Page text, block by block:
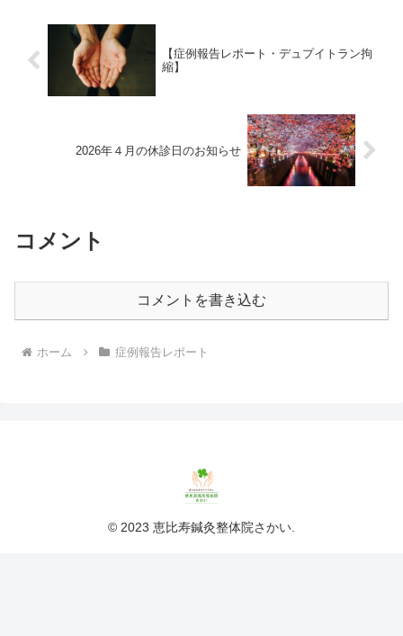
【症例報告レポート・デュプイトラン拘
縮】
2026年４月の休診日のお知らせ
コメント
コメントを書き込む
ホーム 症例報告レポート
© 2023 恵比寿鍼灸整体院さかい.